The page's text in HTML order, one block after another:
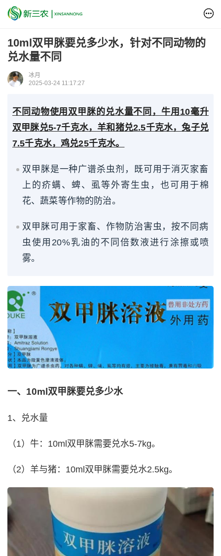
10ml双甲脒要兑多少水，针对不同动物的
兑水量不同
冰月
2025-03-24 11:17:27
不同动物使用双甲脒的兑水量不同，牛用10毫升
双甲脒兑5-7千克水，羊和猪兑2.5千克水，兔子兑
7.5千克水，鸡兑25千克水。
双甲脒是一种广谱杀虫剂，既可用于消灭家畜
上的疥螨、蜱、虱等外寄生虫，也可用于棉
花、蔬菜等作物的防治。
双甲脒可用于家畜、作物防治害虫，按不同病
虫使用20%乳油的不同倍数液进行涂擦或喷
雾。
一、10ml双甲脒要兑多少水
1、兑水量
（1）牛：10ml双甲脒需要兑水5-7kg。
（2）羊与猪：10ml双甲脒需要兑水2.5kg。